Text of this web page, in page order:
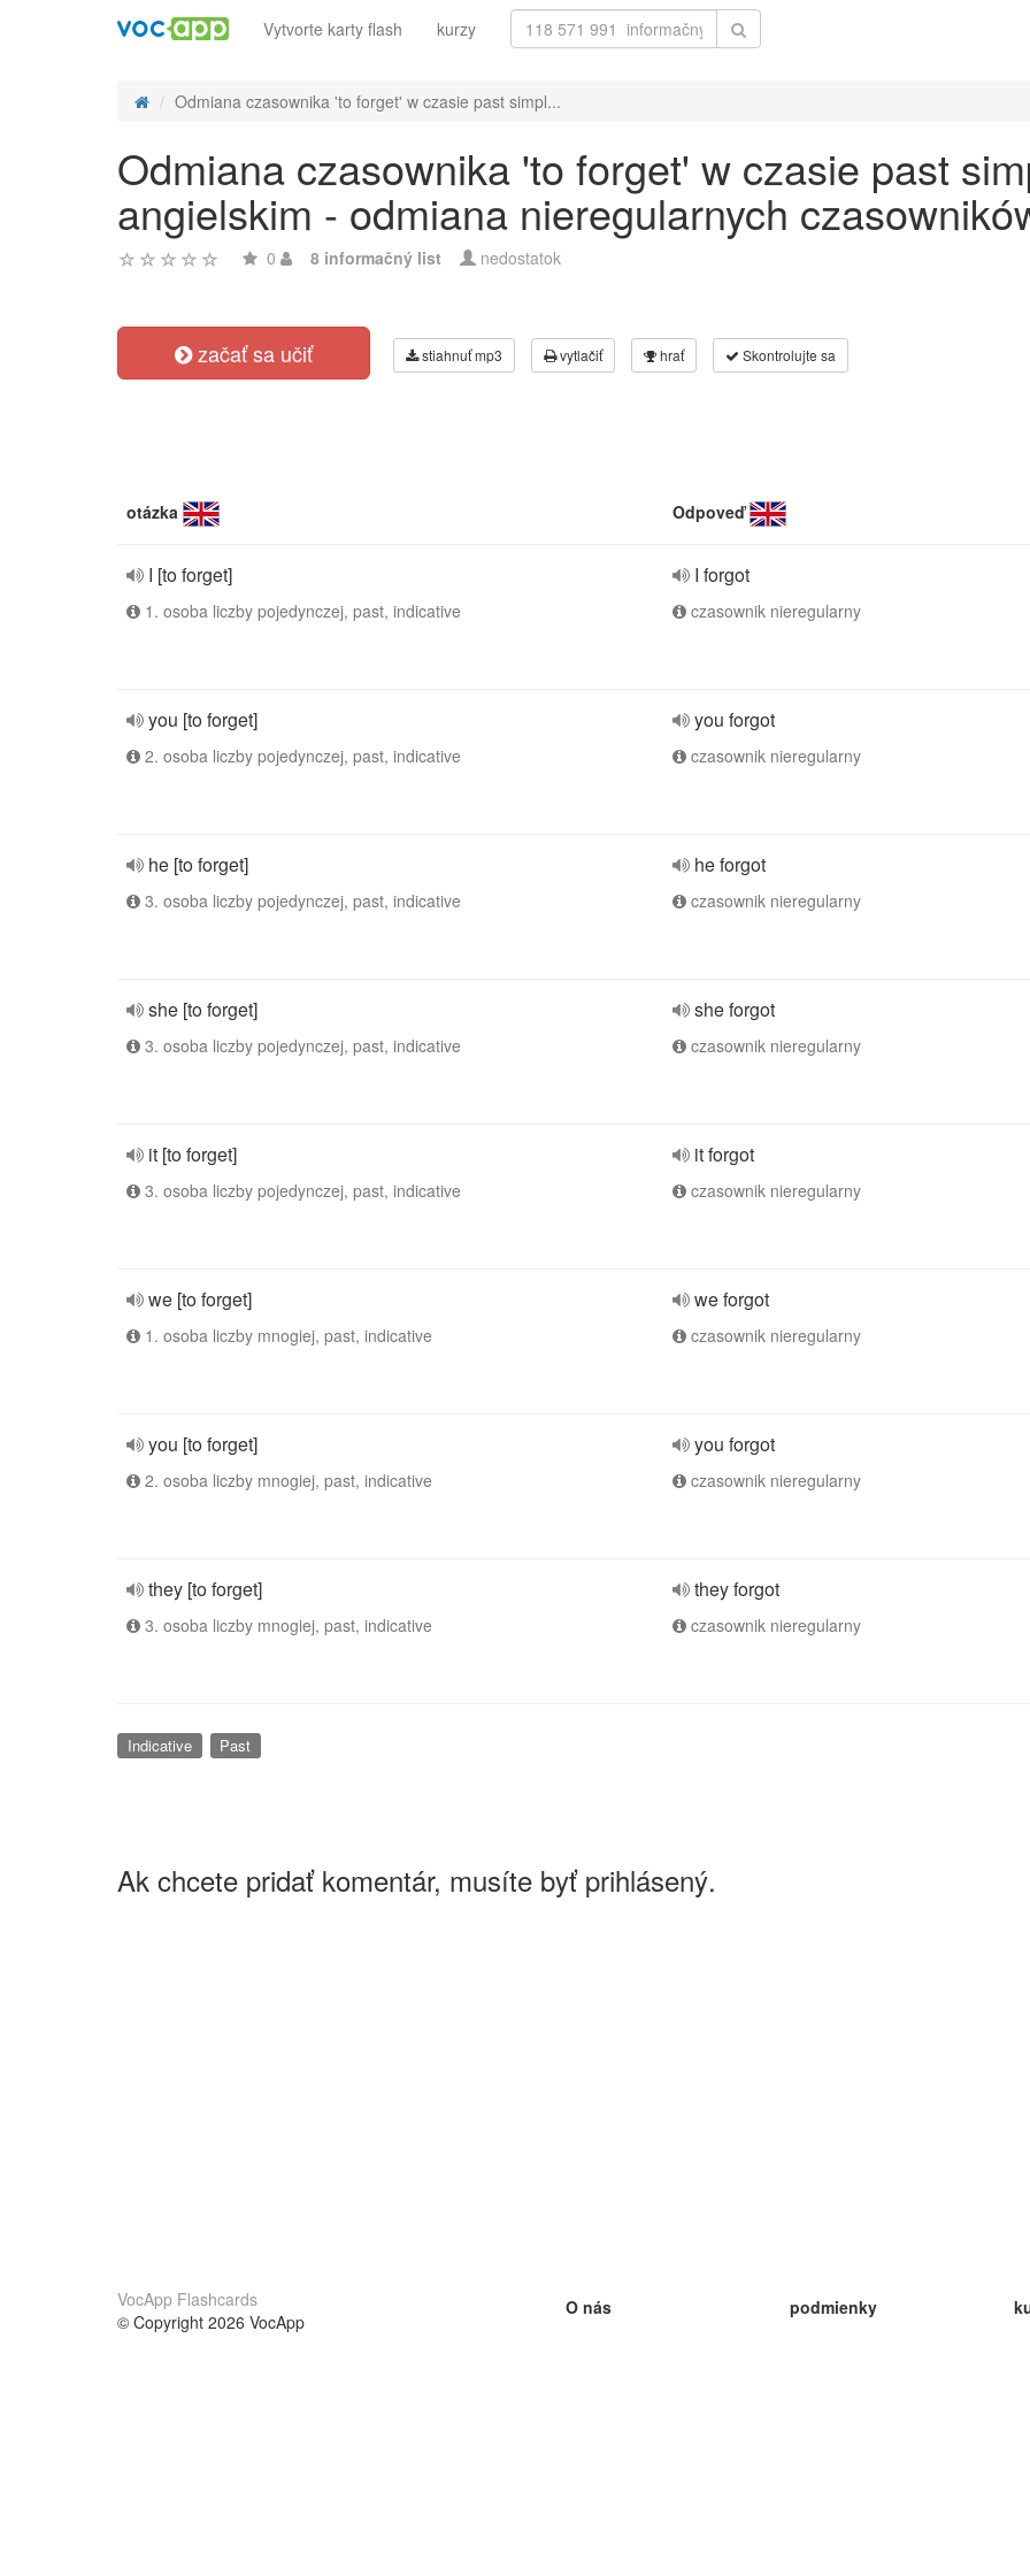
Vytvorte karty flash kurzy
Odmiana czasownika 'to forget' w czasie past simpl...
Odmiana czasownika 'to forget' w czasie past
angielskim - odmiana nieregularnych
0 8 informačný list nedostatok
začať sa učiť stiahnuť mp3 vytlačiť hrať Skontrolujte sa
otázka Odpoveď
I [to forget]
1. osoba liczby pojedynczej, past, indicative
I forgot
czasownik nieregularny
you [to forget]
2. osoba liczby pojedynczej, past, indicative
you forgot
czasownik nieregularny
he [to forget]
3. osoba liczby pojedynczej, past, indicative
he forgot
czasownik nieregularny
she [to forget]
3. osoba liczby pojedynczej, past, indicative
she forgot
czasownik nieregularny
it [to forget]
3. osoba liczby pojedynczej, past, indicative
it forgot
czasownik nieregularny
we [to forget]
1. osoba liczby mnogiej, past, indicative
we forgot
czasownik nieregularny
you [to forget]
2. osoba liczby mnogiej, past, indicative
you forgot
czasownik nieregularny
they [to forget]
3. osoba liczby mnogiej, past, indicative
they forgot
czasownik nieregularny
Indicative Past
Ak chcete pridať komentár, musíte byť prihlásený.
VocApp Flashcards
© Copyright 2026 VocApp
O nás
podmienky